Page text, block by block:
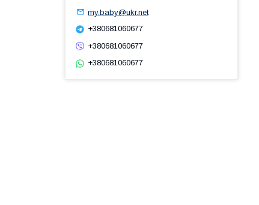
my.baby@ukr.net
+380681060677
+380681060677
+380681060677